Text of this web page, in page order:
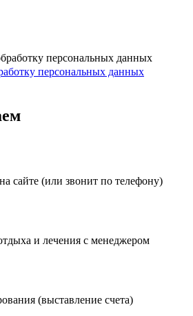
персональных данных
персональных данных
сайте (или звонит по телефону)
и лечения с менеджером
(выставление счета)